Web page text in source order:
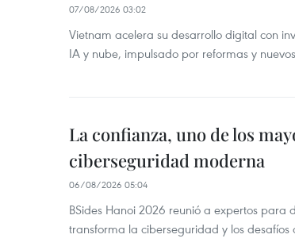
07/08/2026 03:02
Vietnam acelera su desarrollo digital con
IA y nube, impulsado por reformas y
La confianza, uno de los
ciberseguridad moderna
06/08/2026 05:04
BSides Hanoi 2026 reunió a expertos
transforma la ciberseguridad y los